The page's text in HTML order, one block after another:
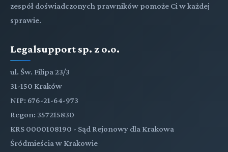
zespół doświadczonych prawników pomoże Ci w każdej
sprawie.
Legalsupport sp. z o.o.
ul. Św. Filipa 23/3
31-150 Kraków
NIP: 676-21-64-973
Regon: 357215830
KRS 0000108190 - Sąd Rejonowy dla Krakowa
Śródmieścia w Krakowie